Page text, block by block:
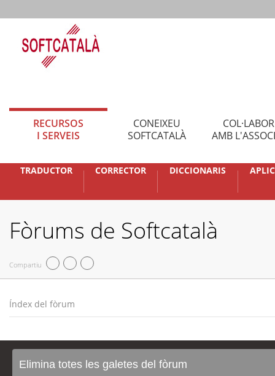
RECURSOS
I SERVEIS
CONEIXEU
SOFTCATALÀ
AMB
TRADUCTOR CORRECTOR DICCIONARIS
Fòrums de Softcatalà
Compartiu
Índex del fòrum
Elimina totes les galetes del fòrum